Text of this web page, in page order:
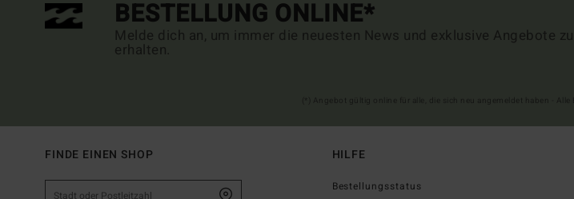
BESTELLUNG ONLINE*
Melde dich an, um immer die neuesten News und exklusive Angebote zu
erhalten.
FINDE EINEN SHOP HILFE
Bestellungsstatus